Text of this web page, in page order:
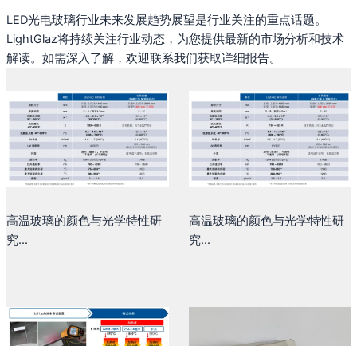
LED光电玻璃行业未来发展趋势展望是行业关注的重点话题。
LightGlaz将持续关注行业动态，为您提供最新的市场分析和技术
解读。如需深入了解，欢迎联系我们获取详细报告。
高温玻璃的颜色与光学特性研
究...
高温玻璃的颜色与光学特性研
究...